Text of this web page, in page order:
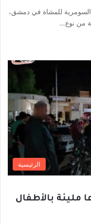
السومرية للمشاة في دمشق،
من نوع…
الرئيسية
بالأطفال